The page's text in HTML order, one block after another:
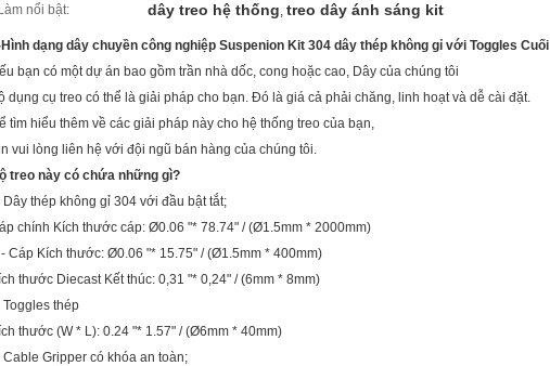
Làm nổi bật: dây treo hệ thống, treo dây ánh sáng kit
Hình dạng dây chuyền công nghiệp Suspenion Kit 304 dây thép không gỉ với Toggles Cuối
bạn có một dự án bao gồm trần nhà dốc, cong hoặc cao, Dây của chúng tôi
dụng cụ treo có thể là giải pháp cho bạn. Đó là giá cả phải chăng, linh hoạt và dễ cài đặt.
tìm hiểu thêm về các giải pháp này cho hệ thống treo của bạn,
vui lòng liên hệ với đội ngũ bán hàng của chúng tôi.
treo này có chứa những gì?
Dây thép không gỉ 304 với đầu bật tắt;
chính Kích thước cáp: Ø0.06 "* 78.74" / (Ø1.5mm * 2000mm)
Cáp Kích thước: Ø0.06 "* 15.75" / (Ø1.5mm * 400mm)
thước Diecast Kết thúc: 0,31 "* 0,24" / (6mm * 8mm)
Toggles thép
thước (W * L): 0.24 "* 1.57" / (Ø6mm * 40mm)
Cable Gripper có khóa an toàn;